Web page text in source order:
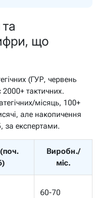
що
(ГУР, червень
тактичних.
місяць, 100+
але накопичення
за експертами.
Виробн./
міс.
60-70